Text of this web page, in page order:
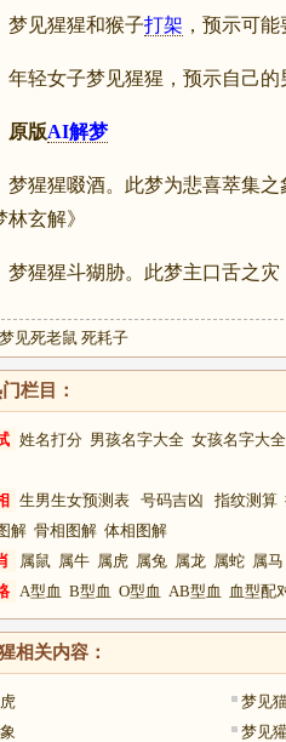
猩猩和猴子打架 ，预示可
女子梦见猩猩，预示自己的
原版AI解梦
猩啜酒。此梦为悲喜萃集之
林玄解》
猩斗猢胁。此梦主口舌之灾
梦见死老鼠 死耗子
栏目：
姓名打分 男孩名字大全 女孩名字大全
生男生女预测表 号码吉凶 指纹测算
解 骨相图解 体相图解
属鼠 属牛 属虎 属兔 属龙 属蛇 属马
A型血 B型血 O型血 AB型血 血型配
相关内容：
梦见
梦见